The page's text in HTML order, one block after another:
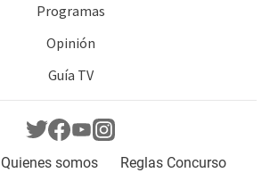
Programas
Opinión
Guía TV
Quienes somos Reglas Concurso